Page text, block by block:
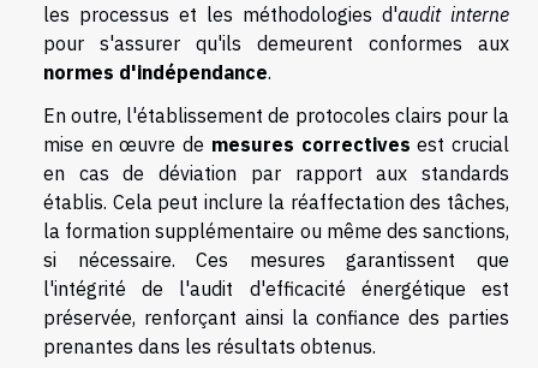
les processus et les méthodologies d'audit interne
pour s'assurer qu'ils demeurent conformes aux
normes d'indépendance.
En outre, l'établissement de protocoles clairs pour la
mise en œuvre de mesures correctives est crucial
en cas de déviation par rapport aux standards
établis. Cela peut inclure la réaffectation des tâches,
la formation supplémentaire ou même des sanctions,
si nécessaire. Ces mesures garantissent que
l'intégrité de l'audit d'efficacité énergétique est
préservée, renforçant ainsi la confiance des parties
prenantes dans les résultats obtenus.